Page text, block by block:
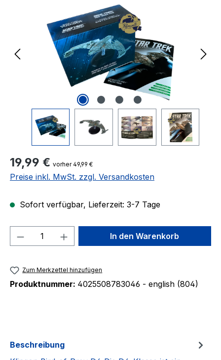
Regulärer Preis:
19,99 € vorher 49,99 €
Preise inkl. MwSt. zzgl. Versandkosten
Sofort verfügbar, Lieferzeit: 3-7 Tage
Produkt Anzahl: Gib denIn den Warenkorb
Zum Merkzettel hinzufügen
Produktnummer: 4025508783046 - english (804)
Beschreibung